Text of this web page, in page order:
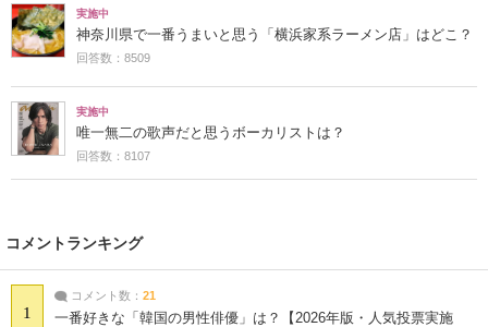
実施中
神奈川県で一番うまいと思う「横浜家系ラーメン店」はどこ？
回答数：8509
実施中
唯一無二の歌声だと思うボーカリストは？
回答数：8107
コメントランキング
1
コメント数： 21
一番好きな「韓国の男性俳優」は？【2026年版・人気投票実施